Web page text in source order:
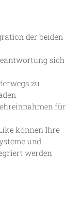
der beiden
sich
zu
für
können Ihre
und
werden